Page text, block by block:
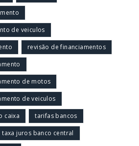
de veiculos
revisão de financiamentos
de motos
de veiculos
caixa tarifas bancos
taxa juros banco central